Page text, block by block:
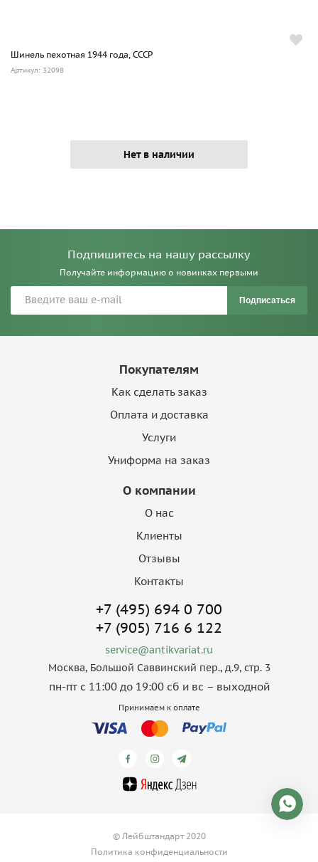
Шинель пехотная 1944 года, СССР
Артикул: 32098
Нет в наличии
Подпишитесь на нашу рассылку
Получайте информацию о новинках первыми
Подписаться
Покупателям
Как сделать заказ
Оплата и доставка
Услуги
Униформа на заказ
О компании
О нас
Клиенты
Отзывы
Контакты
+7 (495) 694 0 700
+7 (905) 716 6 122
service@antikvariat.ru
Москва, Большой Саввинский пер., д.9, стр. 3
пн-пт с 11:00 до 19:00 сб и вс – выходной
Принимаем к оплате
© Лейбштандарт 2020
Политика конфиденциальности